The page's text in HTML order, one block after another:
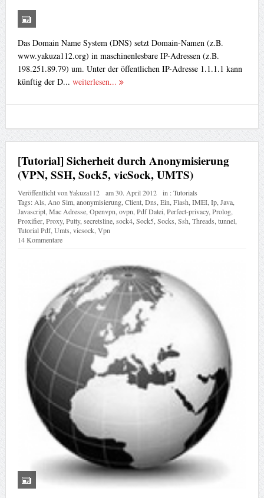
Das Domain Name System (DNS) setzt Domain-Namen (z.B.
www.yakuza112.org) in maschinenlesbare IP-Adressen (z.B.
198.251.89.79) um. Unter der öffentlichen IP-Adresse 1.1.1.1 kann
künftig der D... weiterlesen...
[Tutorial] Sicherheit durch Anonymisierung
(VPN, SSH, Sock5, vicSock, UMTS)
Veröffentlicht von¥akuza112 am30. April 2012 in :Tutorials
Tags:Als,Ano Sim,anonymisierung,Client,Dns,Ein,Flash,IMEI,Ip,Java,
Javascript,Mac Adresse,Openvpn,ovpn,Pdf Datei,Perfect-privacy,Prolog,
Proxifier,Proxy,Putty,secretsline,sock4,Sock5,Socks,Ssh,Threads,tunnel,
Tutorial Pdf,Umts,vicsock,Vpn
14 Kommentare